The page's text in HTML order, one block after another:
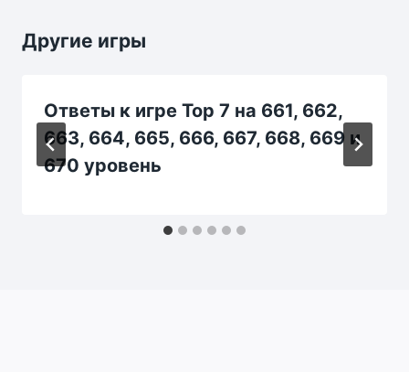
Другие игры
Ответы к игре Top 7 на 661, 662,
663, 664, 665, 666, 667, 668, 669 и
670 уровень